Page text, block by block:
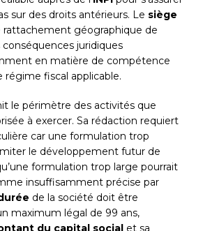
sur des droits antérieurs. Le siège
rattachement géographique de
conséquences juridiques
en matière de compétence
fiscal applicable.
le périmètre des activités que
à exercer. Sa rédaction requiert
car une formulation trop
le développement futur de
formulation trop large pourrait
insuffisamment précise par
de la société doit être
maximum légal de 99 ans,
du capital social et sa